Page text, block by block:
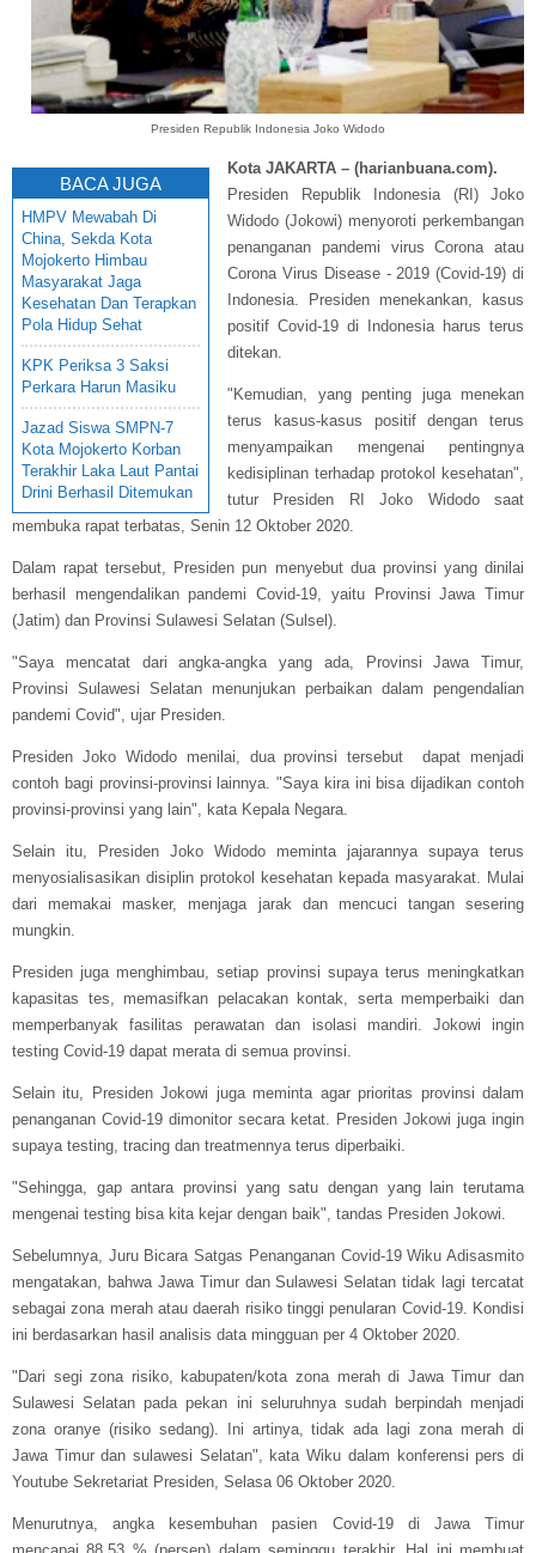
Presiden Republik Indonesia Joko Widodo
BACA JUGA
HMPV Mewabah Di
China, Sekda Kota
Mojokerto Himbau
Masyarakat Jaga
Kesehatan Dan Terapkan
Pola Hidup Sehat
KPK Periksa 3 Saksi
Perkara Harun Masiku
Jazad Siswa SMPN-7
Kota Mojokerto Korban
Terakhir Laka Laut Pantai
Drini Berhasil Ditemukan
Kota JAKARTA – (harianbuana.com).
Presiden Republik Indonesia (RI) Joko
Widodo (Jokowi) menyoroti perkembangan
penanganan pandemi virus Corona atau
Corona Virus Disease - 2019 (Covid-19) di
Indonesia. Presiden menekankan, kasus
positif Covid-19 di Indonesia harus terus
ditekan.
"Kemudian, yang penting juga menekan
terus kasus-kasus positif dengan terus
menyampaikan mengenai pentingnya
kedisiplinan terhadap protokol kesehatan",
tutur Presiden RI Joko Widodo saat
membuka rapat terbatas, Senin 12 Oktober 2020.
Dalam rapat tersebut, Presiden pun menyebut dua provinsi yang dinilai
berhasil mengendalikan pandemi Covid-19, yaitu Provinsi Jawa Timur
(Jatim) dan Provinsi Sulawesi Selatan (Sulsel).
"Saya mencatat dari angka-angka yang ada, Provinsi Jawa Timur,
Provinsi Sulawesi Selatan menunjukan perbaikan dalam pengendalian
pandemi Covid", ujar Presiden.
Presiden Joko Widodo menilai, dua provinsi tersebut dapat menjadi
contoh bagi provinsi-provinsi lainnya. "Saya kira ini bisa dijadikan contoh
provinsi-provinsi yang lain", kata Kepala Negara.
Selain itu, Presiden Joko Widodo meminta jajarannya supaya terus
menyosialisasikan disiplin protokol kesehatan kepada masyarakat. Mulai
dari memakai masker, menjaga jarak dan mencuci tangan sesering
mungkin.
Presiden juga menghimbau, setiap provinsi supaya terus meningkatkan
kapasitas tes, memasifkan pelacakan kontak, serta memperbaiki dan
memperbanyak fasilitas perawatan dan isolasi mandiri. Jokowi ingin
testing Covid-19 dapat merata di semua provinsi.
Selain itu, Presiden Jokowi juga meminta agar prioritas provinsi dalam
penanganan Covid-19 dimonitor secara ketat. Presiden Jokowi juga ingin
supaya testing, tracing dan treatmennya terus diperbaiki.
"Sehingga, gap antara provinsi yang satu dengan yang lain terutama
mengenai testing bisa kita kejar dengan baik", tandas Presiden Jokowi.
Sebelumnya, Juru Bicara Satgas Penanganan Covid-19 Wiku Adisasmito
mengatakan, bahwa Jawa Timur dan Sulawesi Selatan tidak lagi tercatat
sebagai zona merah atau daerah risiko tinggi penularan Covid-19. Kondisi
ini berdasarkan hasil analisis data mingguan per 4 Oktober 2020.
"Dari segi zona risiko, kabupaten/kota zona merah di Jawa Timur dan
Sulawesi Selatan pada pekan ini seluruhnya sudah berpindah menjadi
zona oranye (risiko sedang). Ini artinya, tidak ada lagi zona merah di
Jawa Timur dan sulawesi Selatan", kata Wiku dalam konferensi pers di
Youtube Sekretariat Presiden, Selasa 06 Oktober 2020.
Menurutnya, angka kesembuhan pasien Covid-19 di Jawa Timur